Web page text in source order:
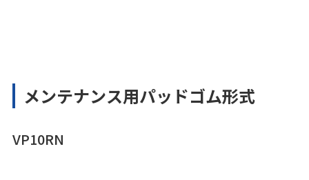
メンテナンス用パッドゴム形式
VP10RN